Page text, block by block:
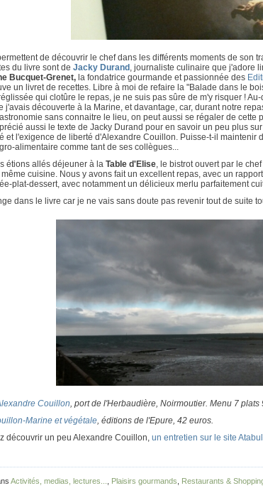
de découvrir le chef dans les différents moments de son
du livre sont de Jacky Durand , journaliste culinaire que j'adore
Bucquet-Grenet, la fondatrice gourmande et passionnée des
un livret de recettes. Libre à moi de refaire la "Balade dans le
qui clotûre le repas, je ne suis pas sûre de m'y risquer !
j'avais découverte à la Marine, et davantage, car, durant notre
sans connaitre le lieu, on peut aussi se régaler de cette
aussi le texte de Jacky Durand pour en savoir un peu plus
et l'exigence de liberté d'Alexandre Couillon. Puisse-t-il maintenir
alimentaire comme tant de ses collègues...
étions allés déjeuner à la Table d'Elise, le bistrot ouvert par le
cuisine. Nous y avons fait un excellent repas, avec un
plat-dessert, avec notamment un délicieux merlu parfaitement
dans le livre car je ne vais sans doute pas revenir tout de suite
Couillon, port de l'Herbaudière, Noirmoutier. Menu 7 plats
Marine et végétale, éditions de l'Epure, 42 euros.
découvrir un peu Alexandre Couillon, un entretien sur le site
Activités, medias, lectures... Plaisirs gourmands Restaurants &